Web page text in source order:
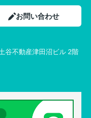
お問い合わせ
谷不動産津田沼ビル 2階